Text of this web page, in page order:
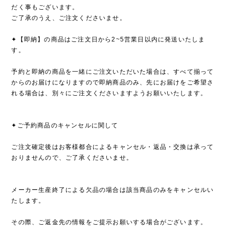
だく事もございます。
ご了承のうえ、ご注文くださいませ。
✦【即納】の商品はご注文日から2~5営業日以内に発送いたしま
す。
予約と即納の商品を一緒にご注文いただいた場合は、すべて揃って
からのお届けになりますので即納商品のみ、先にお届けをご希望さ
れる場合は、別々にご注文くださいますようお願いいたします。
✦ご予約商品のキャンセルに関して
ご注文確定後はお客様都合によるキャンセル・返品・交換は承って
おりませんので、ご了承くださいませ。
メーカー生産終了による欠品の場合は該当商品のみをキャンセルい
たします。
その際、ご返金先の情報をご提示お願いする場合がございます。